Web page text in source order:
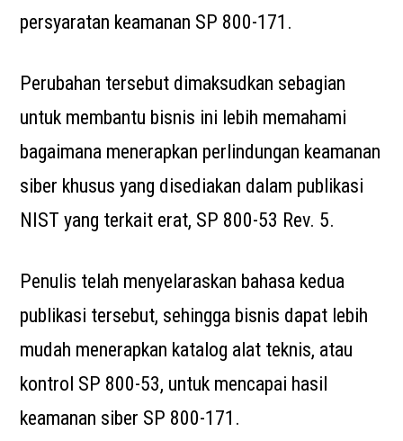
persyaratan keamanan SP 800-171.
Perubahan tersebut dimaksudkan sebagian
untuk membantu bisnis ini lebih memahami
bagaimana menerapkan perlindungan keamanan
siber khusus yang disediakan dalam publikasi
NIST yang terkait erat, SP 800-53 Rev. 5.
Penulis telah menyelaraskan bahasa kedua
publikasi tersebut, sehingga bisnis dapat lebih
mudah menerapkan katalog alat teknis, atau
kontrol SP 800-53, untuk mencapai hasil
keamanan siber SP 800-171.